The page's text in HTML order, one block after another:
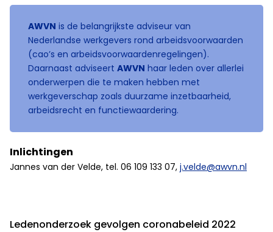
AWVN is de belangrijkste ­adviseur van
Nederlandse werkgevers rond arbeidsvoorwaarden
(cao’s en arbeidsvoorwaardenregelingen).
Daarnaast adviseert AWVN haar leden over allerlei
onderwerpen die te maken hebben met
werkgeverschap zoals duurzame inzetbaarheid,
arbeidsrecht en functiewaardering.
Inlichtingen
Jannes van der Velde, tel. 06 109 133 07, j.velde@awvn.nl
Ledenonderzoek gevolgen coronabeleid 2022